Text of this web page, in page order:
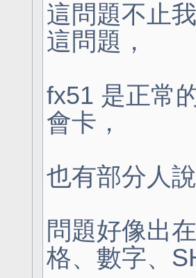
這問題不止
這問題，
fx51 是正常
會卡，
也有部分人
問題好像出
格、數字、